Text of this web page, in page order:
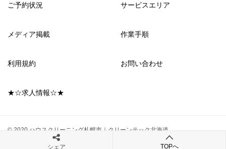
ご予約状況 サービスエリア
メディア掲載 作業手順
利用規約 お問い合わせ
★☆求人情報☆★
© 2020 ハウスクリーニング札幌市｜クリーンテック北海道
シェア TOPへ